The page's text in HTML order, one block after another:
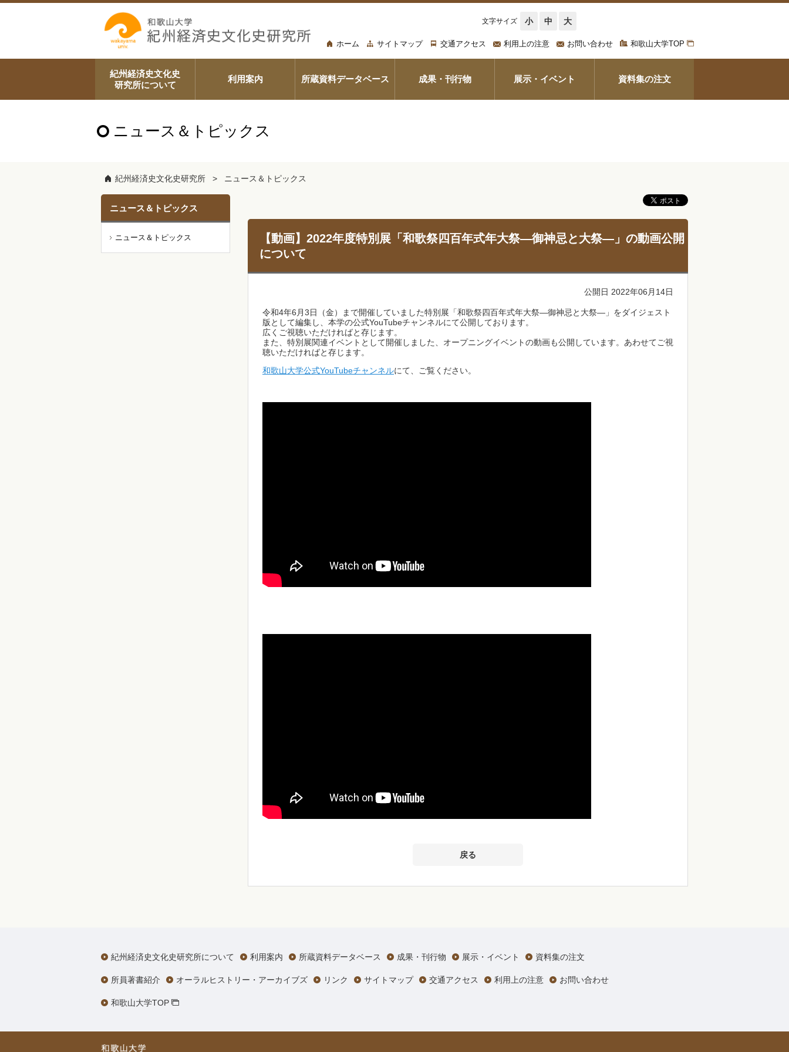
文字サイズ 小 中 大
ホーム サイトマップ 交通アクセス 利用上の注意 お問い合わせ 和歌山大学TOP
紀州経済史文化史
研究所について
利用案内 所蔵資料データベース 成果・刊行物 展示・イベント 資料集の注文
ニュース＆トピックス
紀州経済史文化史研究所 ニュース＆トピックス
【動画】2022年度特別展「和歌祭四百年式年大祭―御神忌と大祭―」の動画公開
について
公開日 2022年06月14日
令和4年6月3日（金）まで開催していました特別展「和歌祭四百年式年大祭―御神忌と大祭―」をダイジェスト
版として編集し、本学の公式YouTubeチャンネルにて公開しております。
広くご視聴いただければと存じます。
また、特別展関連イベントとして開催しました、オープニングイベントの動画も公開しています。あわせてご視
聴いただければと存じます。
和歌山大学公式YouTubeチャンネルにて、ご覧ください。
戻る
ニュース＆トピックス
ニュース＆トピックス
紀州経済史文化史研究所について 利用案内 所蔵資料データベース 成果・刊行物 展示・イベント 資料集の注文
所員著書紹介 オーラルヒストリー・アーカイブズ リンク サイトマップ 交通アクセス 利用上の注意 お問い合わせ
和歌山大学TOP